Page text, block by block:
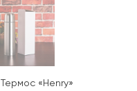
Термос «Henry»